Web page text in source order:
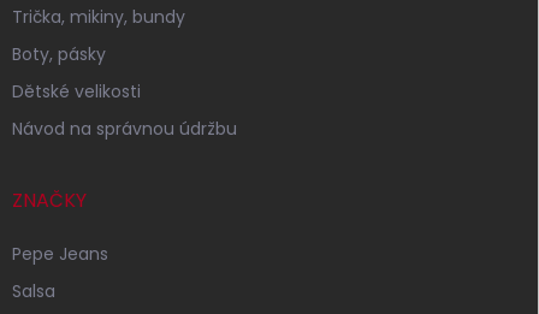
Trička, mikiny, bundy
Boty, pásky
Dětské velikosti
Návod na správnou údržbu
ZNAČKY
Pepe Jeans
Salsa